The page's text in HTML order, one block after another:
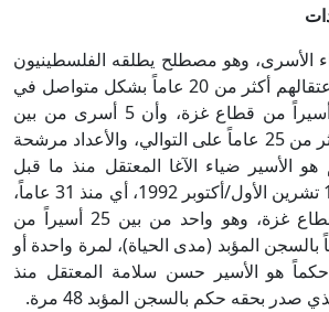
الأسرى، وهو مصطلح يطلقه الفلسطينيون
على مَن مضى على اعتقالهم أكثر من 20 عاماً بشكل متواصل في
سجون الاحتلال، 28 أسيراً من قطاع غزة، وأن 5 أسرى من بين
هؤلاء معتقلون منذ أكثر من 25 عاماً على التوالي، والأعداد مرشحة
هو الأسير ضياء الآغا المعتقل منذ ما قبل
اتفاق أوسلو، بتاريخ 10 تشرين الأول/أكتوبر 1992، أي منذ 31 عاماً،
ويُعتبر عميد أسرى قطاع غزة، وهو واحد من بين 25 أسيراً من
المؤبد (مدى الحياة)، لمرة واحدة أو
هو الأسير حسن سلامة المعتقل منذ